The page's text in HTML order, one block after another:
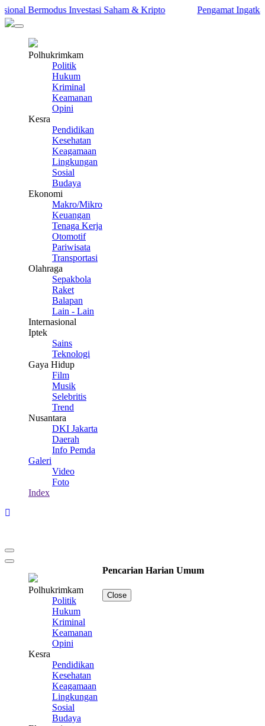
Bermodus Investasi Saham & Kripto Pengamat Ingatkan
Polhukrimkam
Politik
Hukum
Kriminal
Keamanan
Opini
Kesra
Pendidikan
Kesehatan
Keagamaan
Lingkungan
Sosial
Budaya
Ekonomi
Makro/Mikro
Keuangan
Tenaga Kerja
Otomotif
Pariwisata
Transportasi
Olahraga
Sepakbola
Raket
Balapan
Lain - Lain
Internasional
Iptek
Sains
Teknologi
Gaya Hidup
Film
Musik
Selebritis
Trend
Nusantara
DKI Jakarta
Daerah
Info Pemda
Galeri
Video
Foto
Index
Polhukrimkam
Politik
Hukum
Kriminal
Keamanan
Opini
Kesra
Pendidikan
Kesehatan
Keagamaan
Lingkungan
Sosial
Budaya
Pencarian Harian Umum
Close